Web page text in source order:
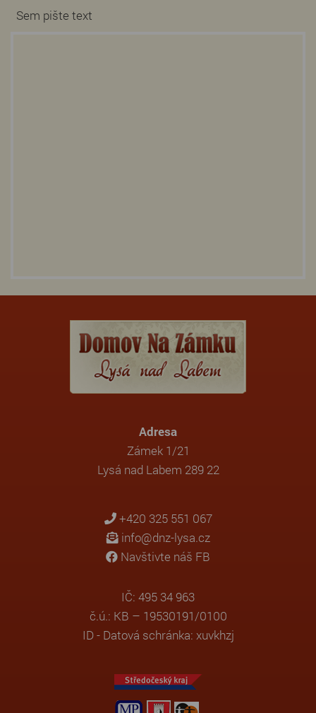
Sem pište text
Adresa
Zámek 1/21
Lysá nad Labem 289 22
+420 325 551 067
info@dnz-lysa.cz
Navštivte náš FB
IČ: 495 34 963
č.ú.: KB – 19530191/0100
ID - Datová schránka: xuvkhzj